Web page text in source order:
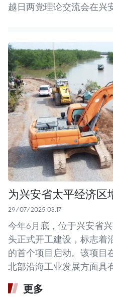
越日两党理论交流会在兴
为兴安省太平经济区
29/07/2025 03:17
今年6月底，位于兴安省
头正式开工建设，标志着
的首个项目启动。该项目
北部沿海工业发展方面具
更多